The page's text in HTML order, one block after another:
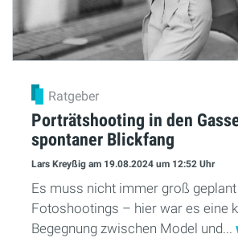
Ratgeber
Porträtshooting in den
spontaner Blickfang
Lars Kreyßig am 19.08.2024 um 12:52 Uhr
Es muss nicht immer groß
Fotoshootings – hier war es eine
Begegnung zwischen Model und...